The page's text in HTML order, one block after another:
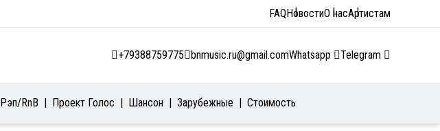
FAQНовостиО насАртистам
+79388759775 bnmusic.ru@gmail.comWhatsapp Telegram
Рэп/RnB Проект Голос Шансон Зарубежные Стоимость